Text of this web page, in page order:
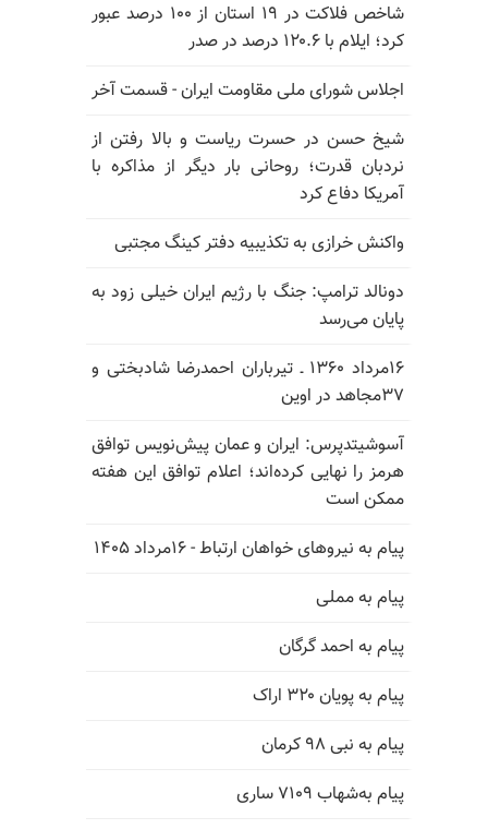
شاخص فلاکت در ۱۹ استان از ۱۰۰ درصد عبور
کرد؛ ایلام با ۱۲۰.۶ درصد در صدر
اجلاس شورای ملی مقاومت ایران - قسمت آخر
شیخ حسن در حسرت ریاست و بالا رفتن از
نردبان قدرت؛ روحانی بار دیگر از مذاکره با
آمریکا دفاع کرد
واکنش خرازی به تکذیبیه دفتر کینگ مجتبی
دونالد ترامپ: جنگ با رژیم ایران خیلی زود به
پایان می‌رسد
۱۶مرداد ۱۳۶۰ ـ تیرباران احمدرضا شادبختی و
۳۷مجاهد در اوین
آسوشیتدپرس: ایران و عمان پیش‌نویس توافق
هرمز را نهایی کرده‌اند؛ اعلام توافق این هفته
ممکن است
پیام به نیروهای خواهان ارتباط - ۱۶مرداد ۱۴۰۵
پیام به مملی
پیام به احمد گرگان
پیام به پویان ۳۲۰ اراک
پیام به نبی ۹۸ کرمان
پیام به‌شهاب ۷۱۰۹ ساری